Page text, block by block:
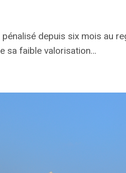
depuis six mois au
sa faible valorisation…